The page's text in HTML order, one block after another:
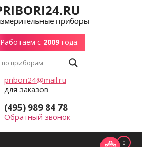
Работаем с 2009года.
pribori24@mail.ru
для заказов
(495) 989 84 78
Обратный звонок
0